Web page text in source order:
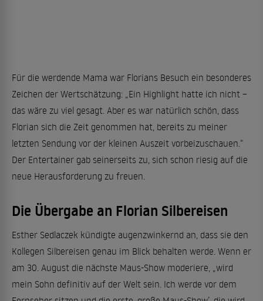
Für die werdende Mama war Florians Besuch ein besonderes
Zeichen der Wertschätzung: „Ein Highlight hatte ich nicht –
das wäre zu viel gesagt. Aber es war natürlich schön, dass
Florian sich die Zeit genommen hat, bereits zu meiner
letzten Sendung vor der kleinen Auszeit vorbeizuschauen.“
Der Entertainer gab seinerseits zu, sich schon riesig auf die
neue Herausforderung zu freuen.
Die Übergabe an Florian Silbereisen
Esther Sedlaczek kündigte augenzwinkernd an, dass sie den
Kollegen Silbereisen genau im Blick behalten werde. Wenn er
am 30. August die nächste Maus-Show moderiere, „wird
mein Sohn definitiv auf der Welt sein. Ich werde vor dem